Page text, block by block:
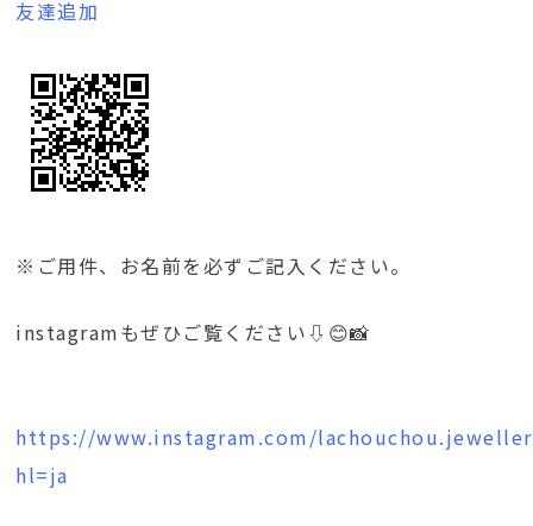
友達追加
※ご用件、お名前を必ずご記入ください。
instagramもぜひご覧ください⇩😊📸
https://www.instagram.com/
hl=ja